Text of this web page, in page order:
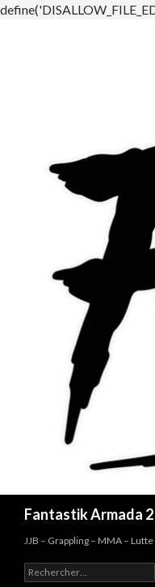
Fantastik Armada 2
JJB – Grappling – MMA – Lutte
Rechercher :